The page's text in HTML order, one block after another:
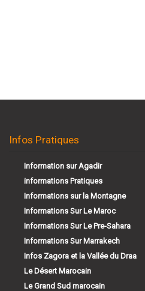
Infos Pratiques
Information sur Agadir
informations Pratiques
Informations sur la Montagne
Informations Sur Le Maroc
Informations Sur Le Pre-Sahara
Informations Sur Marrakech
Infos Zagora et la Vallée du Draa
Le Désert Marocain
Le Grand Sud marocain